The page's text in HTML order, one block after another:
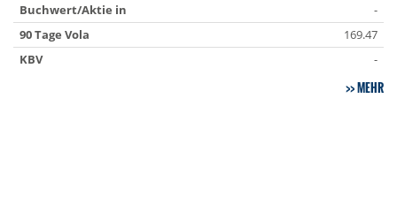
Buchwert/Aktie in
-
90 Tage Vola
169.47
KBV
-
MEHR